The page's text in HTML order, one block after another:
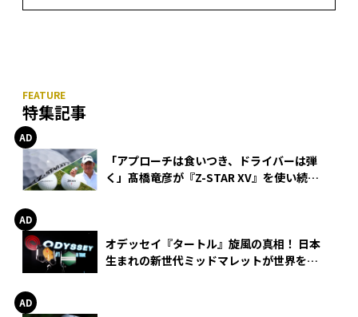
特集記事
「アプローチは食いつき、ドライバーは弾
く」髙橋竜彦が『Z-STAR XV』を使い続け
オデッセイ『タートル』旋風の真相！ 日本
生まれの新世代ミッドマレットが世界を席